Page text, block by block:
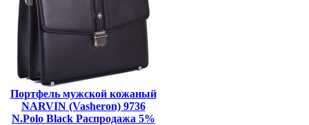
Портфель мужской кожаный
NARVIN (Vasheron) 9736
N.Polo Black Распродажа 5%